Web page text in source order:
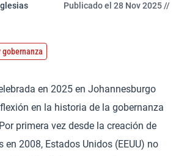
Publicado el 28 Nov 2025 //
gobernanza
en 2025 en Johannesburgo
en la historia de la gobernanza
primera vez desde la creación de
en 2008, Estados Unidos (EEUU) no